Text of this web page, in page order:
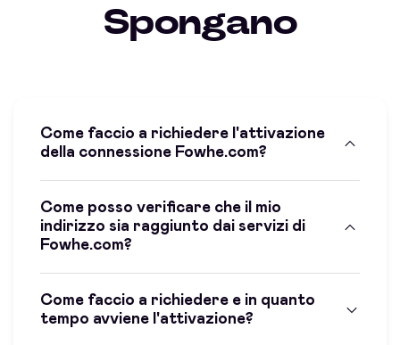
Spongano
Come faccio a richiedere l'attivazione
della connessione Fowhe.com?
Come posso verificare che il mio
indirizzo sia raggiunto dai servizi di
Fowhe.com?
Come faccio a richiedere e in quanto
tempo avviene l'attivazione?